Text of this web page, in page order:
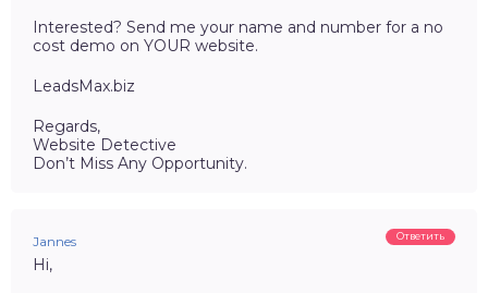
Interested? Send me your name and number for a no
cost demo on YOUR website.
LeadsMax.biz
Regards,
Website Detective
Don’t Miss Any Opportunity.
Jannes Ответить
Hi,